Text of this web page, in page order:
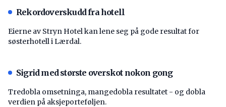
Rekordoverskudd fra hotell
Eierne av Stryn Hotel kan lene seg på gode resultat for
søsterhotell i Lærdal.
Sigrid med største overskot nokon gong
Tredobla omsetninga, mangedobla resultatet - og dobla
verdien på aksjeporteføljen.